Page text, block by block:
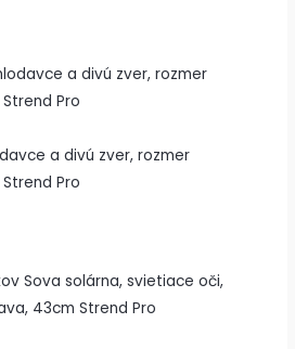
a divú zver, rozmer
Pro